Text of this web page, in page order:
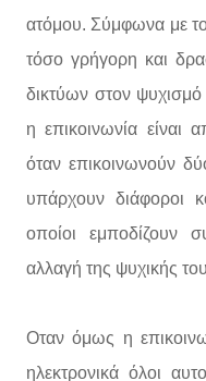
ατόμου. Σύμφωνα με
τόσο γρήγορη και
δικτύων στον ψυχισμό
η επικοινωνία
όταν επικοινωνούν
υπάρχουν διάφοροι
οποίοι εμποδίζουν
αλλαγή της ψυχικής
Οταν όμως η
ηλεκτρονικά όλοι